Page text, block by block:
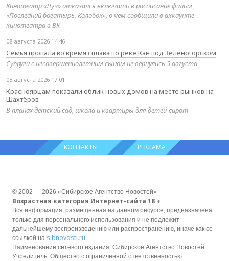
Кинотеатр «Луч» отказался включать в расписание фильм
«Последний богатырь. Колобок», о чем сообщили в аккаунте
кинотеатра в ВК
08 августа 2026 14:46
Семья пропала во время сплава по реке Кан под Зеленогорском
Супруги с несовершеннолетним сыном не вернулись 5 августа
08 августа 2026 17:01
Красноярцам показали облик новых домов на месте рынков на
Шахтёров
В планах детский сад, школа и квартиры для детей‑сирот
КОНТАКТЫ РЕКЛАМА
© 2002 — 2026 «Сибирское Агентство Новостей»
Возрастная категория Интернет-сайта 18 +
Вся информация, размещенная на данном ресурсе, предназначена
только для персонального использования и не подлежит
дальнейшему воспроизведению или распространению, иначе как со
ссылкой на sibnovosti.ru.
Наименование сетевого издания: Сибирское Агентство Новостей
Учредитель: Общество с ограниченной ответственностью